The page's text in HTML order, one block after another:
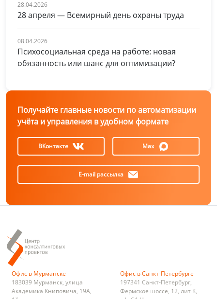
28.04.2026
28 апреля — Всемирный день охраны труда
08.04.2026
Психосоциальная среда на работе: новая
обязанность или шанс для оптимизации?
Получайте главные новости по автоматизации
учёта и управления в удобном формате
ВКонтакте Max
E-mail рассылка
Офис в Мурманске
183039 Мурманск, улица
Академика Книповича, 19А,
Офис в Санкт-Петербурге
197341 Санкт-Петербург,
Фермское шоссе, 12, лит К,